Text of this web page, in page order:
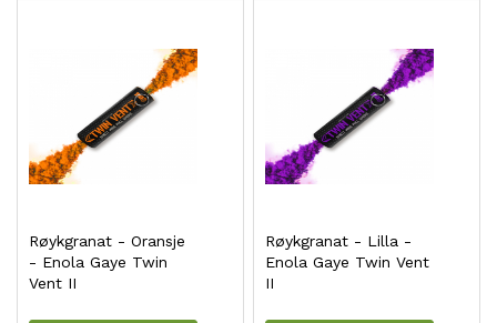
Røykgranat - Oransje
- Enola Gaye Twin
Vent II
Røykgranat - Lilla -
Enola Gaye Twin Vent
II